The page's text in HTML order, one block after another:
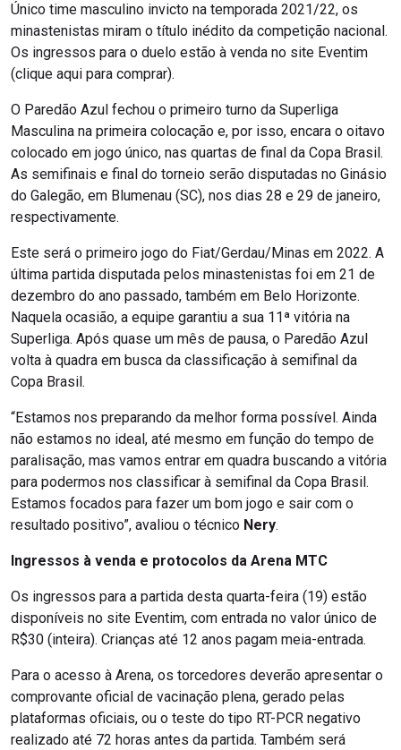
Único time masculino invicto na temporada 2021/22, os
minastenistas miram o título inédito da competição nacional.
Os ingressos para o duelo estão à venda no site Eventim
(clique aqui para comprar).
O Paredão Azul fechou o primeiro turno da Superliga
Masculina na primeira colocação e, por isso, encara o oitavo
colocado em jogo único, nas quartas de final da Copa Brasil.
As semifinais e final do torneio serão disputadas no Ginásio
do Galegão, em Blumenau (SC), nos dias 28 e 29 de janeiro,
respectivamente.
Este será o primeiro jogo do Fiat/Gerdau/Minas em 2022. A
última partida disputada pelos minastenistas foi em 21 de
dezembro do ano passado, também em Belo Horizonte.
Naquela ocasião, a equipe garantiu a sua 11ª vitória na
Superliga. Após quase um mês de pausa, o Paredão Azul
volta à quadra em busca da classificação à semifinal da
Copa Brasil.
“Estamos nos preparando da melhor forma possível. Ainda
não estamos no ideal, até mesmo em função do tempo de
paralisação, mas vamos entrar em quadra buscando a vitória
para podermos nos classificar à semifinal da Copa Brasil.
Estamos focados para fazer um bom jogo e sair com o
resultado positivo”, avaliou o técnico Nery.
Ingressos à venda e protocolos da Arena MTC
Os ingressos para a partida desta quarta-feira (19) estão
disponíveis no site Eventim, com entrada no valor único de
R$30 (inteira). Crianças até 12 anos pagam meia-entrada.
Para o acesso à Arena, os torcedores deverão apresentar o
comprovante oficial de vacinação plena, gerado pelas
plataformas oficiais, ou o teste do tipo RT-PCR negativo
realizado até 72 horas antes da partida. Também será